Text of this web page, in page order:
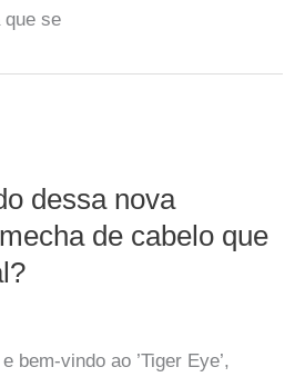
que se
dessa nova
de cabelo que
bem-vindo ao ’Tiger Eye’,